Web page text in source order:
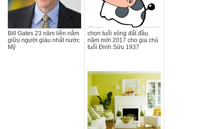
Bill Gates 23 năm liền nắm
giữu người giàu nhất nước
Mỹ
chọn tuổi xông đất đầu
năm mới 2017 cho gia chủ
tuổi Đinh Sửu 1937